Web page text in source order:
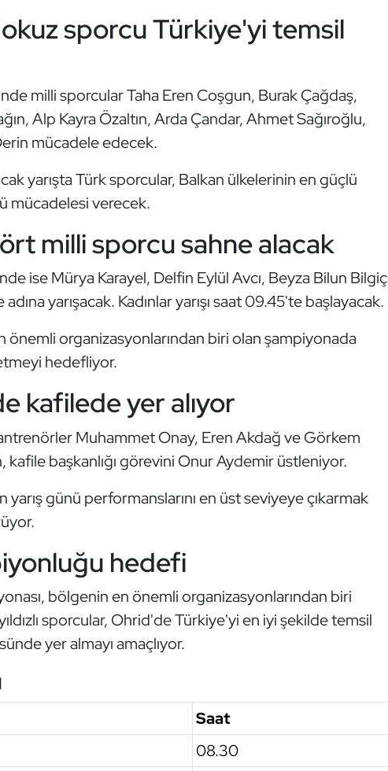
sporcu Türkiye'yi temsil
milli sporcular Taha Eren Coşgun, Burak Çağdaş,
Alp Kayra Özaltın, Arda Çandar, Ahmet Sağıroğlu,
mücadele edecek.
yarışta Türk sporcular, Balkan ülkelerinin en güçlü
mücadelesi verecek.
milli sporcu sahne alacak
ise Mürya Karayel, Delfin Eylül Avcı, Beyza Bilun Bilgiç
yarışacak. Kadınlar yarışı saat 09.45'te başlayacak.
önemli organizasyonlarından biri olan şampiyonada
hedefliyor.
kafilede yer alıyor
Muhammet Onay, Eren Akdağ ve Görkem
başkanlığı görevini Onur Aydemir üstleniyor.
yarış günü performanslarını en üst seviyeye çıkarmak
hedefi
bölgenin en önemli organizasyonlarından biri
sporcular, Ohrid'de Türkiye'yi en iyi şekilde temsil
yer almayı amaçlıyor.
Saat
08.30